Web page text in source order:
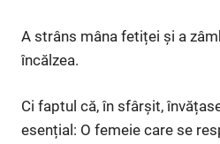
A strâns mâna fetiței și a
încălzea.
Ci faptul că, în sfârșit,
esențial: O femeie care se